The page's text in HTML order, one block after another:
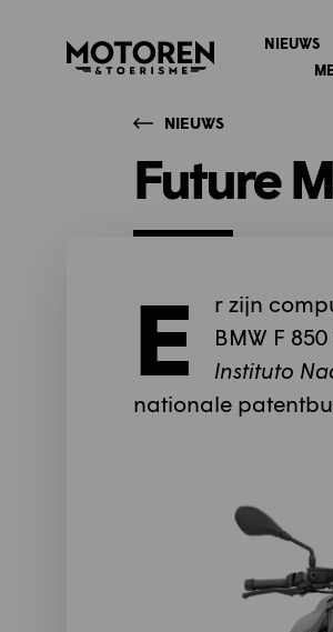
Homepage
NIEUWS
NIEUWS
Future
E
r zijn
BMW F
Instituto
nationale